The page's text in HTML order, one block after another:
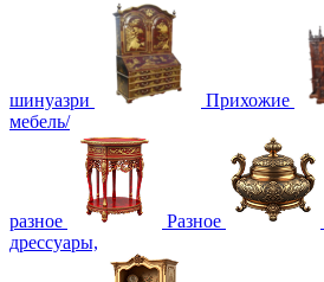
шинуазри Прихожие
мебель/
разное Разное
дрессуары,